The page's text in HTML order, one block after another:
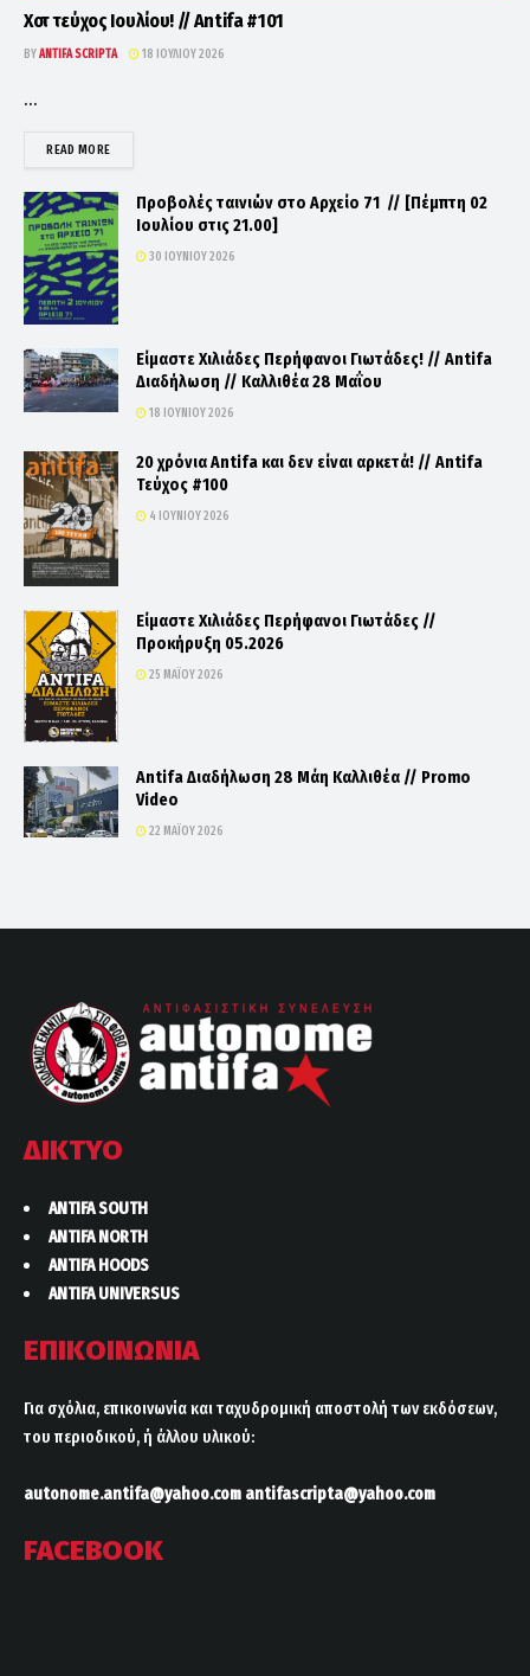
Χοτ τεύχος Ιουλίου! // Antifa #101
BYANTIFA SCRIPTA 18 ΙΟΥΛΊΟΥ 2026
...
READ MOREDETAILS
Προβολές ταινιών στο Αρχείο 71 // [Πέμπτη 02
Ιουλίου στις 21.00]
30 ΙΟΥΝΊΟΥ 2026
Είμαστε Χιλιάδες Περήφανοι Γιωτάδες! // Antifa
Διαδήλωση // Καλλιθέα 28 Μαΐου
18 ΙΟΥΝΊΟΥ 2026
20 χρόνια Antifa και δεν είναι αρκετά! // Antifa
Τεύχος #100
4 ΙΟΥΝΊΟΥ 2026
Είμαστε Χιλιάδες Περήφανοι Γιωτάδες //
Προκήρυξη 05.2026
25 ΜΑΪ́ΟΥ 2026
Antifa Διαδήλωση 28 Μάη Καλλιθέα // Promo
Video
22 ΜΑΪ́ΟΥ 2026
ΔΙΚΤΥΟ
ANTIFA SOUTH
ANTIFA NORTH
ANTIFA HOODS
ANTIFA UNIVERSUS
ΕΠΙΚΟΙΝΩΝΙΑ
Για σχόλια, επικοινωνία και ταχυδρομική αποστολή των εκδόσεων,
του περιοδικού, ή άλλου υλικού:
autonome.antifa@yahoo.com antifascripta@yahoo.com
FACEBOOK